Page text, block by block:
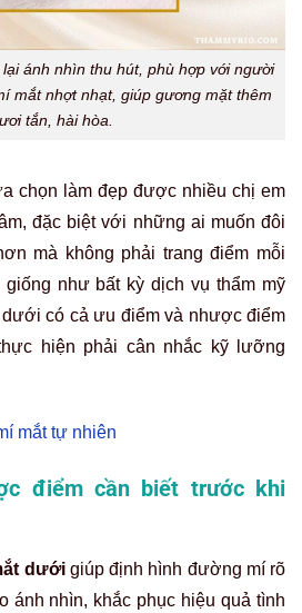
ánh nhìn thu hút, phù hợp với người
mắt nhợt nhạt, giúp gương mặt thêm
tắn, hài hòa.
chọn làm đẹp được nhiều chị em
đặc biệt với những ai muốn đôi
mà không phải trang điểm mỗi
giống như bất kỳ dịch vụ thẩm mỹ
dưới có cả ưu điểm và nhược điểm
hiện phải cân nhắc kỹ lưỡng
mắt tự nhiên
điểm cần biết trước khi
dướigiúp định hình đường mí rõ
ánh nhìn, khắc phục hiệu quả tình